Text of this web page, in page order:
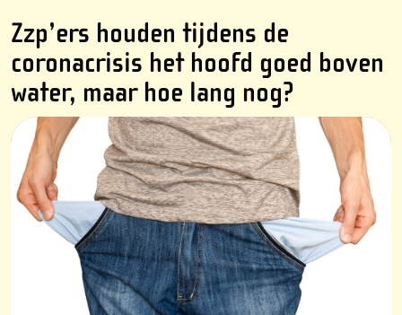
Zzp’ers houden tijdens de
coronacrisis het hoofd goed boven
water, maar hoe lang nog?